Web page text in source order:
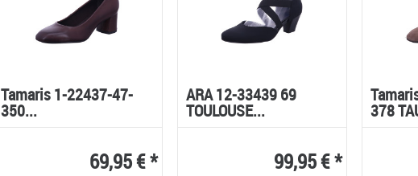
Tamaris 1-22437-47-
350...
69,95 € *
ARA 12-33439 69
TOULOUSE...
99,95 € *
378